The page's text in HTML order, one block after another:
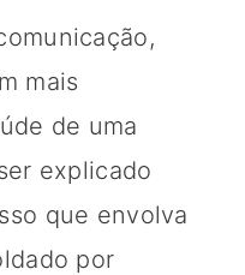
mais
de uma
explicado
que envolva
por